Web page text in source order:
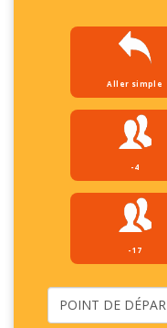
Aller simple
-4
-17